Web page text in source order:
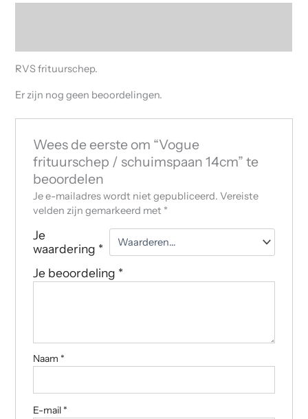
RVS frituurschep.
Er zijn nog geen beoordelingen.
Wees de eerste om “Vogue
frituurschep / schuimspaan 14cm” te
beoordelen
Je e-mailadres wordt niet gepubliceerd. Vereiste
velden zijn gemarkeerd met *
Je
waardering *
Je beoordeling *
Naam *
E-mail *